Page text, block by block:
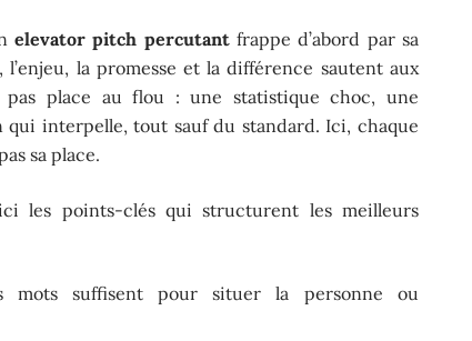
elevator pitch percutantfrappe d’abord par sa
l’enjeu, la promesse et la différence sautent aux
pas place au flou : une statistique choc, une
qui interpelle, tout sauf du standard. Ici, chaque
sa place.
les points-clés qui structurent les meilleurs
mots suffisent pour situer la personne ou